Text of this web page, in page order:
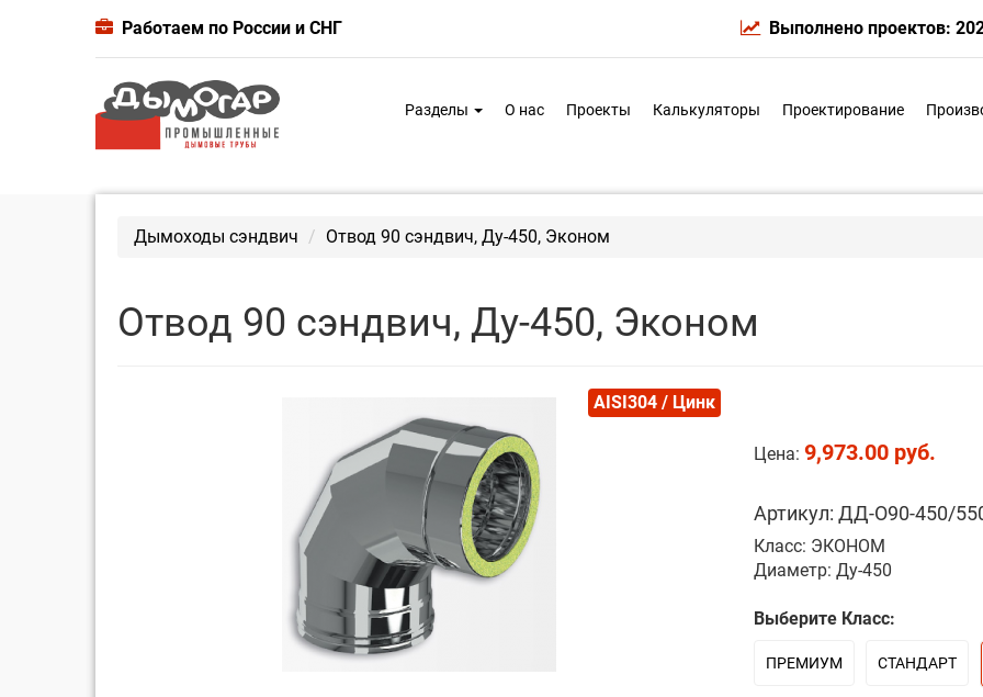
Работаем по России и СНГ Выполнено проектов:
Разделы О нас Проекты Калькуляторы Проектирование
Дымоходы сэндвич Отвод 90 сэндвич, Ду-450, Эконом
Отвод 90 сэндвич, Ду-450, Эконом
AISI304 / Цинк
Цена: 9,973.00 руб.
Артикул: ДД-О90-450/
Класс: ЭКОНОМ
Диаметр: Ду-450
Выберите Класс:
ПРЕМИУМ СТАНДАРТ